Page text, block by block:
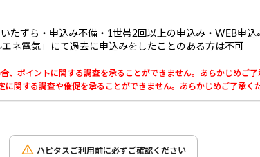
たずら・申込み不備・1世帯2回以上の申込み・WEB申
ネ電気」にて過去に申込みをしたことのある方は不可
ポイントに関する調査を承ることができません。あらかじめご了
関する調査や催促を承ることができません。あらかじめご了承く
ハピタスご利用前に必ずご確認ください